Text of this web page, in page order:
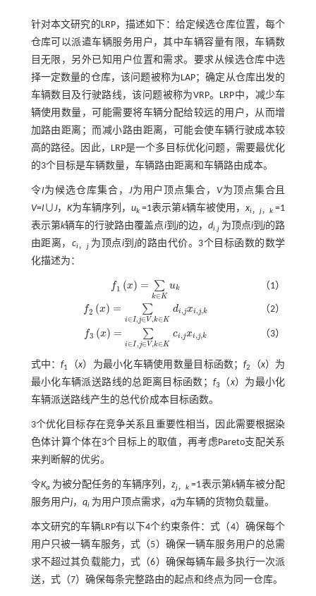
针对本文研究的LRP，描述如下：给定候选仓库位置，每个
仓库可以派遣车辆服务用户，其中车辆容量有限，车辆数
目无限，另外已知用户位置和需求。要求从候选仓库中选
择一定数量的仓库，该问题被称为LAP；确定从仓库出发的
车辆数目及行驶路线，该问题被称为VRP。LRP中，减少车
辆使用数量，可能需要将车辆分配给较远的用户，从而增
加路由距离；而减小路由距离，可能会使车辆行驶成本较
高的路径。因此，LRP是一个多目标优化问题，需要最优化
的3个目标是车辆数量，车辆路由距离和车辆路由成本。
令I为候选仓库集合， J为用户顶点集合， V为顶点集合且
V=I ∪J， K为车辆序列，uk =1表示第k辆车被使用，xi，j，k =1
表示第k辆车的行驶路由覆盖点i到 j的边， di.j为顶点i到j的路
由距离， ci， j为顶点i到 j的路由代价。3个目标函数的数学
化描述为：
f1 (x) = ∑
k∈K
uk
f1x =∑k ∈K uk （1）
f2 (x) = ∑
i ∈ I,j∈V,k∈ K
di ,jxi ,j,k
f2x =∑i∈I ,k∈ jxi,j,k （2）
f3 (x) = ∑
i ∈I,j∈ V,k∈K
ci ,jxi ,j,k
f3x =∑i∈I, ,k∈ jxi,j,k （3）
式中：f1 （x）为最小化车辆使用数量目标函数；f2 （x）为
最小化车辆派送路线的总距离目标函数； f3 （x）为最小化
车辆派送路线产生的总代价成本目标函数。
3个优化目标存在竞争关系且重要性相当，因此需要根据染
色体计算个体在3个目标上的取值，再考虑Pareto支配关系
来判断解的优劣。
令Ka 为被分配任务的车辆序列，zj，k =1表示第k辆车被分配
服务用户j， qi为用户顶点需求， q为车辆的货物负载量。
本文研究的车辆LRP有以下4个约束条件：式（4） 确保每个
用户只被一辆车服务，式（5） 确保一辆车服务用户的总需
求不超过其负载能力，式（6） 确保每辆车最多执行一次派
送， 式（7） 确保每条完整路由的起点和终点为同一仓库。